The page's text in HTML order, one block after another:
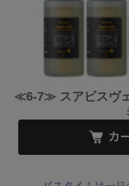
≪6-7≫ スアビスヴ